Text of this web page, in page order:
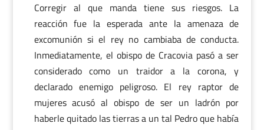
Corregir al que manda tiene sus riesgos. La
reacción fue la esperada ante la amenaza de
excomunión si el rey no cambiaba de conducta.
Inmediatamente, el obispo de Cracovia pasó a ser
considerado como un traidor a la corona, y
declarado enemigo peligroso. El rey raptor de
mujeres acusó al obispo de ser un ladrón por
haberle quitado las tierras a un tal Pedro que había